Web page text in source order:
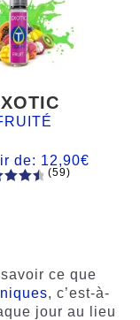
de: 12,90€
(59)
ce que
, c’est-à-
jour au lieu